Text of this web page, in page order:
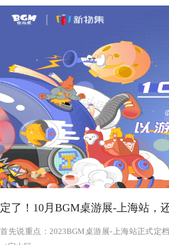
定了！10月BGM桌游展-上海站，
首先说重点：2023BGM桌游展-上海站正式定